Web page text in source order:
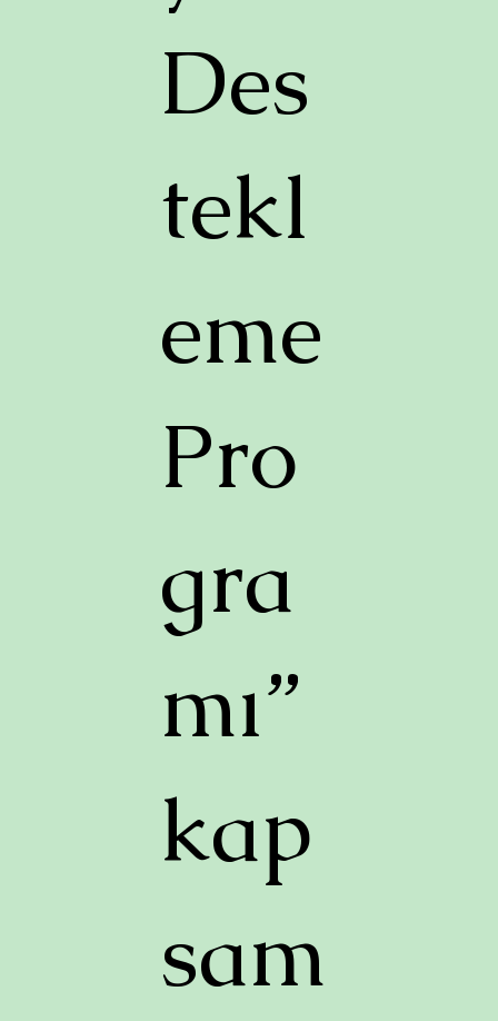
Des
tekl
eme
Pro
gra
mı”
kap
sam